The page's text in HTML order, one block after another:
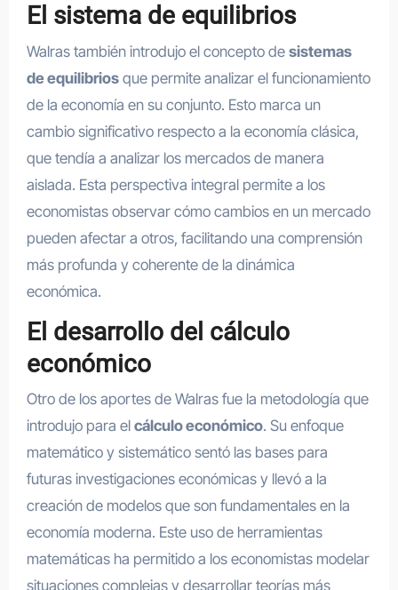
El sistema de equilibrios
Walras también introdujo el concepto de sistemas
de equilibriosque permite analizar el funcionamiento
de la economía en su conjunto. Esto marca un
cambio significativo respecto a la economía clásica,
que tendía a analizar los mercados de manera
aislada. Esta perspectiva integral permite a los
economistas observar cómo cambios en un mercado
pueden afectar a otros, facilitando una comprensión
más profunda y coherente de la dinámica
económica.
El desarrollo del cálculo
económico
Otro de los aportes de Walras fue la metodología que
introdujo para el cálculo económico. Su enfoque
matemático y sistemático sentó las bases para
futuras investigaciones económicas y llevó a la
creación de modelos que son fundamentales en la
economía moderna. Este uso de herramientas
matemáticas ha permitido a los economistas modelar
situaciones complejas y desarrollar teorías más